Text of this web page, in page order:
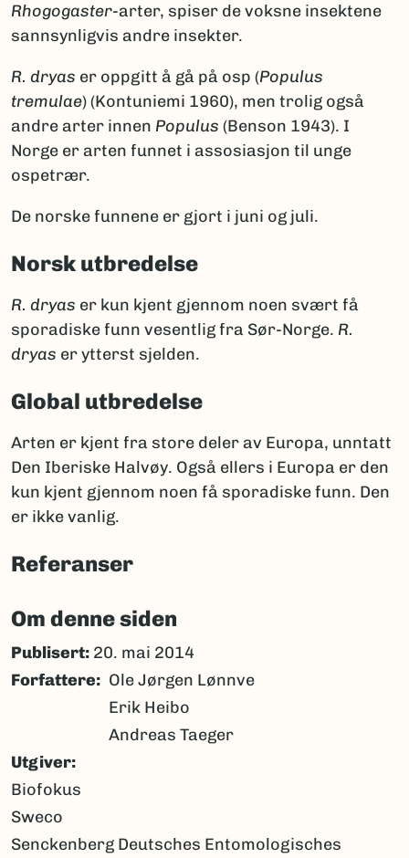
Rhogogaster-arter, spiser de voksne insektene
sannsynligvis andre insekter.
R. dryas er oppgitt å gå på osp (Populus
tremulae) (Kontuniemi 1960), men trolig også
andre arter innen Populus (Benson 1943). I
Norge er arten funnet i assosiasjon til unge
ospetrær.
De norske funnene er gjort i juni og juli.
Norsk utbredelse
R. dryas er kun kjent gjennom noen svært få
sporadiske funn vesentlig fra Sør-Norge. R.
dryas er ytterst sjelden.
Global utbredelse
Arten er kjent fra store deler av Europa, unntatt
Den Iberiske Halvøy. Også ellers i Europa er den
kun kjent gjennom noen få sporadiske funn. Den
er ikke vanlig.
Referanser
Om denne siden
Publisert: 20. mai 2014
Forfattere
Ole Jørgen Lønnve
Erik Heibo
Andreas Taeger
Utgiver
Biofokus
Sweco
Senckenberg Deutsches Entomologisches